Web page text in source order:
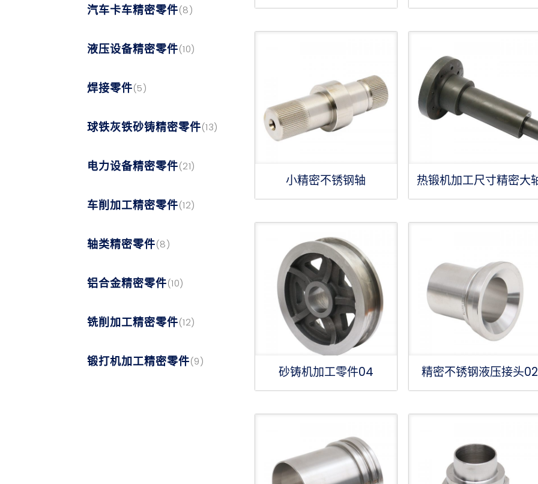
汽车卡车精密零件(8)
液压设备精密零件(10)
焊接零件(5)
球铁灰铁砂铸精密零件(13)
电力设备精密零件(21)
车削加工精密零件(12)
轴类精密零件(8)
铝合金精密零件(10)
铣削加工精密零件(12)
锻打机加工精密零件(9)
小精密不锈钢轴 热锻机加工尺寸精密大
砂铸机加工零件04 精密不锈钢液压接头02